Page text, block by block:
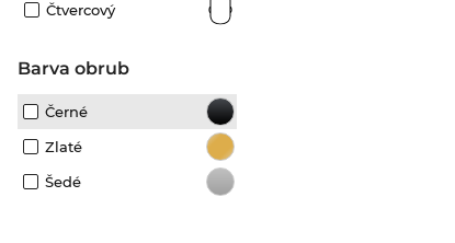
Čtvercový
Barva obrub
Černé
Zlaté
Šedé